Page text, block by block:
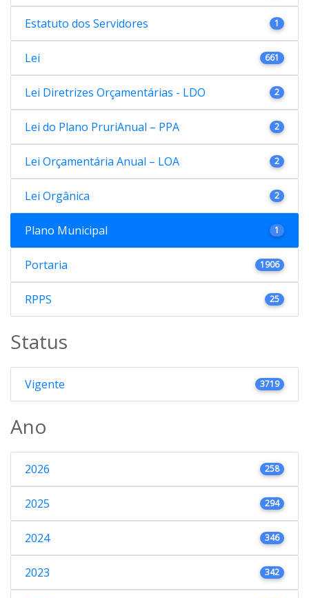
Estatuto dos Servidores 1
Lei 661
Lei Diretrizes Orçamentárias - LDO 2
Lei do Plano PruriAnual – PPA 2
Lei Orçamentária Anual – LOA 2
Lei Orgânica 2
Plano Municipal 1
Portaria 1906
RPPS 25
Status
Vigente 3719
Ano
2026 258
2025 294
2024 346
2023 342